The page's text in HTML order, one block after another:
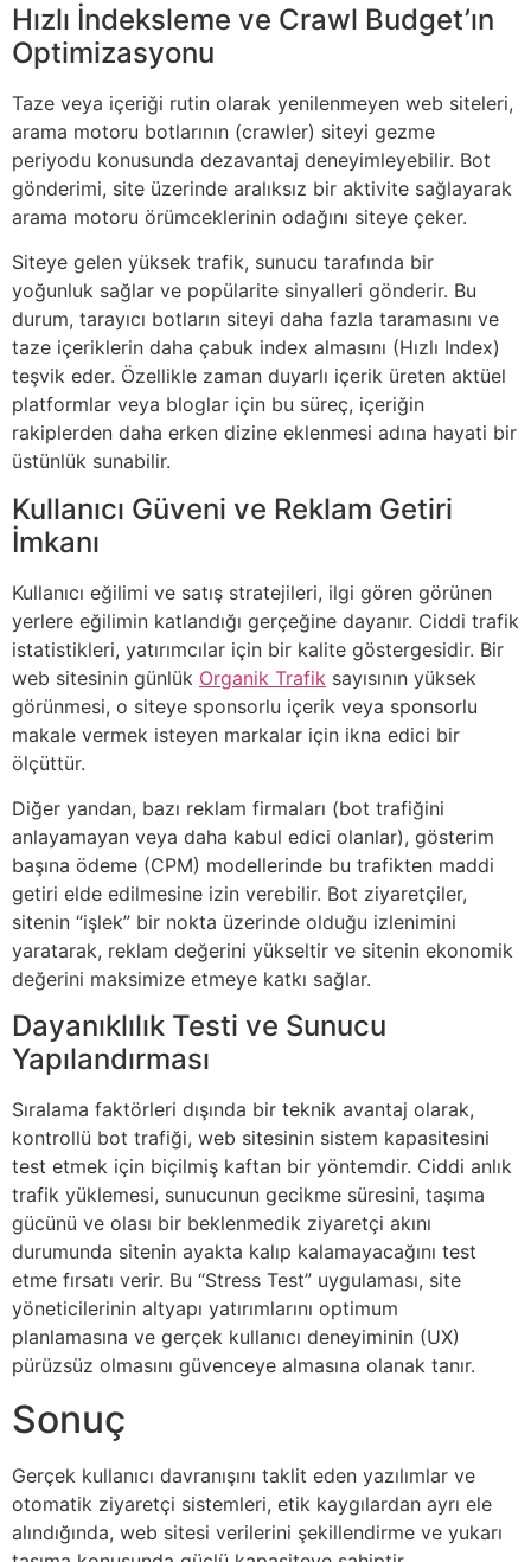
Hızlı İndeksleme ve Crawl Budget’ın
Optimizasyonu
Taze veya içeriği rutin olarak yenilenmeyen web siteleri,
arama motoru botlarının (crawler) siteyi gezme
periyodu konusunda dezavantaj deneyimleyebilir. Bot
gönderimi, site üzerinde aralıksız bir aktivite sağlayarak
arama motoru örümceklerinin odağını siteye çeker.
Siteye gelen yüksek trafik, sunucu tarafında bir
yoğunluk sağlar ve popülarite sinyalleri gönderir. Bu
durum, tarayıcı botların siteyi daha fazla taramasını ve
taze içeriklerin daha çabuk index almasını (Hızlı Index)
teşvik eder. Özellikle zaman duyarlı içerik üreten aktüel
platformlar veya bloglar için bu süreç, içeriğin
rakiplerden daha erken dizine eklenmesi adına hayati bir
üstünlük sunabilir.
Kullanıcı Güveni ve Reklam Getiri
İmkanı
Kullanıcı eğilimi ve satış stratejileri, ilgi gören görünen
yerlere eğilimin katlandığı gerçeğine dayanır. Ciddi trafik
istatistikleri, yatırımcılar için bir kalite göstergesidir. Bir
web sitesinin günlük Organik Trafik sayısının yüksek
görünmesi, o siteye sponsorlu içerik veya sponsorlu
makale vermek isteyen markalar için ikna edici bir
ölçüttür.
Diğer yandan, bazı reklam firmaları (bot trafiğini
anlayamayan veya daha kabul edici olanlar), gösterim
başına ödeme (CPM) modellerinde bu trafikten maddi
getiri elde edilmesine izin verebilir. Bot ziyaretçiler,
sitenin “işlek” bir nokta üzerinde olduğu izlenimini
yaratarak, reklam değerini yükseltir ve sitenin ekonomik
değerini maksimize etmeye katkı sağlar.
Dayanıklılık Testi ve Sunucu
Yapılandırması
Sıralama faktörleri dışında bir teknik avantaj olarak,
kontrollü bot trafiği, web sitesinin sistem kapasitesini
test etmek için biçilmiş kaftan bir yöntemdir. Ciddi anlık
trafik yüklemesi, sunucunun gecikme süresini, taşıma
gücünü ve olası bir beklenmedik ziyaretçi akını
durumunda sitenin ayakta kalıp kalamayacağını test
etme fırsatı verir. Bu “Stress Test” uygulaması, site
yöneticilerinin altyapı yatırımlarını optimum
planlamasına ve gerçek kullanıcı deneyiminin (UX)
pürüzsüz olmasını güvenceye almasına olanak tanır.
Sonuç
Gerçek kullanıcı davranışını taklit eden yazılımlar ve
otomatik ziyaretçi sistemleri, etik kaygılardan ayrı ele
alındığında, web sitesi verilerini şekillendirme ve yukarı